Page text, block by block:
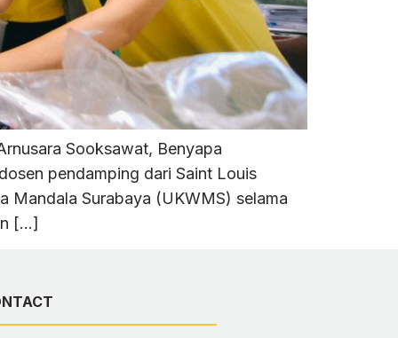
Sooksawat, Benyapa
pendamping dari Saint Louis
Mandala Surabaya (UKWMS) selama
[…]